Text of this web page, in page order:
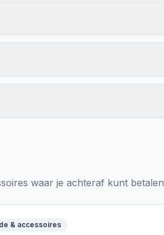
waar je achteraf kunt
& accessoires